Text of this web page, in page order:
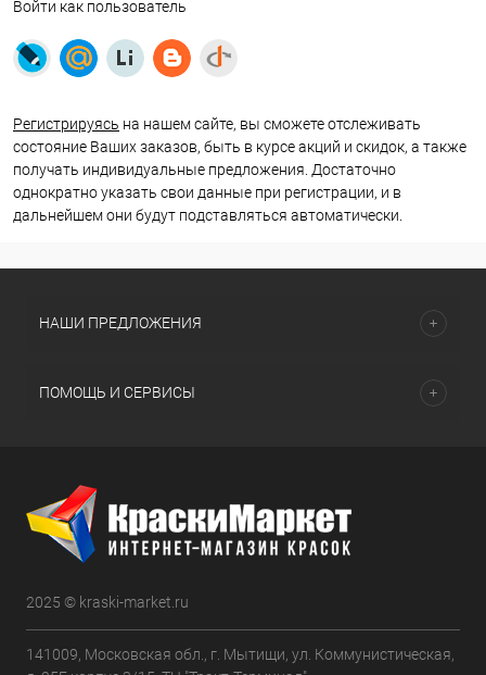
Войти как пользователь
Регистрируясь на нашем сайте, вы сможете отслеживать
состояние Ваших заказов, быть в курсе акций и скидок, а также
получать индивидуальные предложения. Достаточно
однократно указать свои данные при регистрации, и в
дальнейшем они будут подставляться автоматически.
НАШИ ПРЕДЛОЖЕНИЯ
ПОМОЩЬ И СЕРВИСЫ
2025 © kraski-market.ru
141009, Московская обл., г. Мытищи, ул. Коммунистическая,